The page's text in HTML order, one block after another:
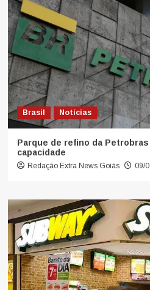
Brasil Notícias
Parque de refino da Petrobras
capacidade
Redação Extra News Goiás 09/